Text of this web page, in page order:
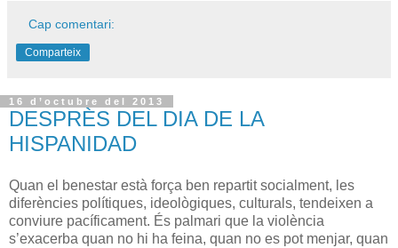
Cap comentari:
Comparteix
16 d’octubre del 2013
DESPRÈS DEL DIA DE LA
HISPANIDAD
Quan el benestar està força ben repartit socialment, les
diferències polítiques, ideològiques, culturals, tendeixen a
conviure pacíficament. És palmari que la violència
s’exacerba quan no hi ha feina, quan no es pot menjar, quan